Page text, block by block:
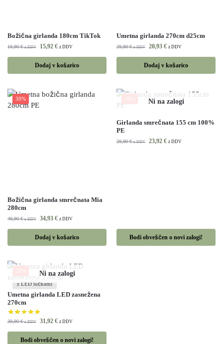
Božična girlanda 180cm TikTok
19,90€ z DDV 15,92 € z DDV
Dodaj v košarico
Umetna girlanda 270cm d25cm
29,90€ z DDV 20,93 € z DDV
Dodaj v košarico
30%
Božična girlanda smrečnata Mia
280cm
49,90€ z DDV 34,93 € z DDV
Dodaj v košarico
Girlanda smrečnata 155 cm 100%
PE
29,90€ z DDV 23,92 € z DDV
Bodi obveščen o novi zalogi!
z LED lučkami
Umetna girlanda LED zasnežena
270cm
39,90€ z DDV 31,92 € z DDV
Bodi obveščen o novi zalogi!